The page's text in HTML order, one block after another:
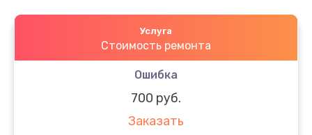
Услуга
Стоимость ремонта
Ошибка
700 руб.
Заказать